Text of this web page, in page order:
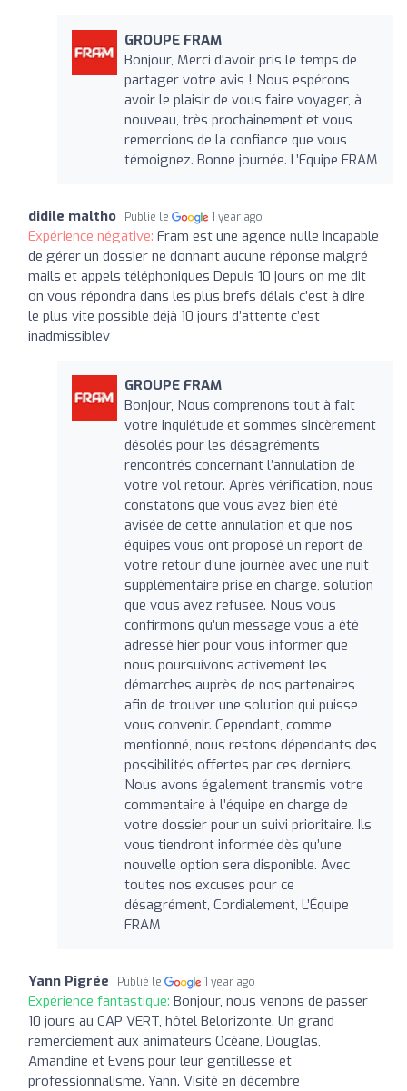
GROUPE FRAM
Bonjour, Merci d'avoir pris le temps de
partager votre avis ! Nous espérons
avoir le plaisir de vous faire voyager, à
nouveau, très prochainement et vous
remercions de la confiance que vous
témoignez. Bonne journée. L’Equipe FRAM
didile maltho Publié le 1 year ago
Expérience négative: Fram est une agence nulle incapable
de gérer un dossier ne donnant aucune réponse malgré
mails et appels téléphoniques Depuis 10 jours on me dit
on vous répondra dans les plus brefs délais c’est à dire
le plus vite possible déjà 10 jours d’attente c’est
inadmissiblev
GROUPE FRAM
Bonjour, Nous comprenons tout à fait
votre inquiétude et sommes sincèrement
désolés pour les désagréments
rencontrés concernant l’annulation de
votre vol retour. Après vérification, nous
constatons que vous avez bien été
avisée de cette annulation et que nos
équipes vous ont proposé un report de
votre retour d’une journée avec une nuit
supplémentaire prise en charge, solution
que vous avez refusée. Nous vous
confirmons qu’un message vous a été
adressé hier pour vous informer que
nous poursuivons activement les
démarches auprès de nos partenaires
afin de trouver une solution qui puisse
vous convenir. Cependant, comme
mentionné, nous restons dépendants des
possibilités offertes par ces derniers.
Nous avons également transmis votre
commentaire à l’équipe en charge de
votre dossier pour un suivi prioritaire. Ils
vous tiendront informée dès qu’une
nouvelle option sera disponible. Avec
toutes nos excuses pour ce
désagrément, Cordialement, L’Équipe
FRAM
Yann Pigrée Publié le 1 year ago
Expérience fantastique: Bonjour, nous venons de passer
10 jours au CAP VERT, hôtel Belorizonte. Un grand
remerciement aux animateurs Océane, Douglas,
Amandine et Evens pour leur gentillesse et
professionnalisme. Yann. Visité en décembre